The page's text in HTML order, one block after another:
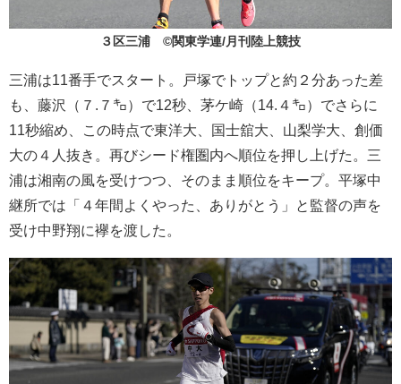
３区三浦 ©関東学連/月刊陸上競技
三浦は11番手でスタート。戸塚でトップと約２分あった差
も、藤沢（７.７㌔）で12秒、茅ケ崎（14.４㌔）でさらに
11秒縮め、この時点で東洋大、国士舘大、山梨学大、創価
大の４人抜き。再びシード権圏内へ順位を押し上げた。三
浦は湘南の風を受けつつ、そのまま順位をキープ。平塚中
継所では「４年間よくやった、ありがとう」と監督の声を
受け中野翔に襷を渡した。